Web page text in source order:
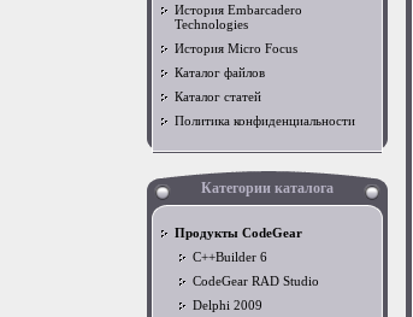
История Embarcadero
Technologies
История Micro Focus
Каталог файлов
Каталог статей
Политика конфиденциальности
Категории каталога
Продукты CodeGear
C++Builder 6
CodeGear RAD Studio
Delphi 2009